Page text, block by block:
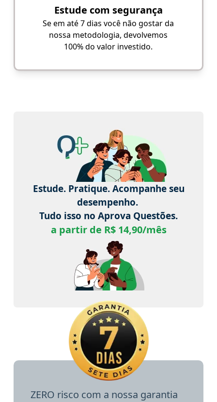
Estude com segurança
Se em até 7 dias você não gostar da
nossa metodologia, devolvemos
100% do valor investido.
Estude. Pratique. Acompanhe seu
desempenho.
Tudo isso no Aprova Questões.
a partir de R$ 14,90/mês
ZERO risco com a nossa garantia